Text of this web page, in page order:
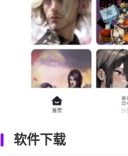
软件下载